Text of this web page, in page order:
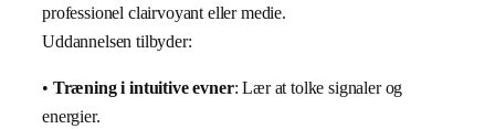
professionel clairvoyant eller medie.
Uddannelsen tilbyder:
• Træning i intuitive evner: Lær at tolke signaler og
energier.